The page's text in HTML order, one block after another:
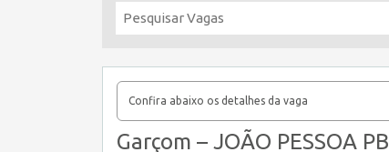
Confira abaixo os detalhes da vaga
Garçom – JOÃO PESSOA PB